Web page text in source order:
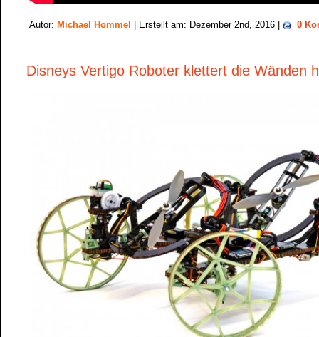
Autor: Michael Hommel | Erstellt am: Dezember 2nd, 2016 | 0
Disneys Vertigo Roboter klettert die Wänden